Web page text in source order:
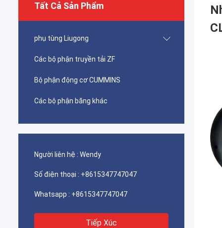
Tất Cả Sản Phẩm
phụ tùng Liugong
Các bộ phận truyền tải ZF
Bộ phận động cơ CUMMINS
Các bộ phận băng khác
Người liên hệ : Wendy
Số điện thoại : +8615347747047
Whatsapp : +8615347747047
Tiếp Xúc